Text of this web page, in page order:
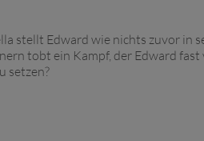
stellt Edward wie nichts zuvor in
tobt ein Kampf, der Edward
setzen?